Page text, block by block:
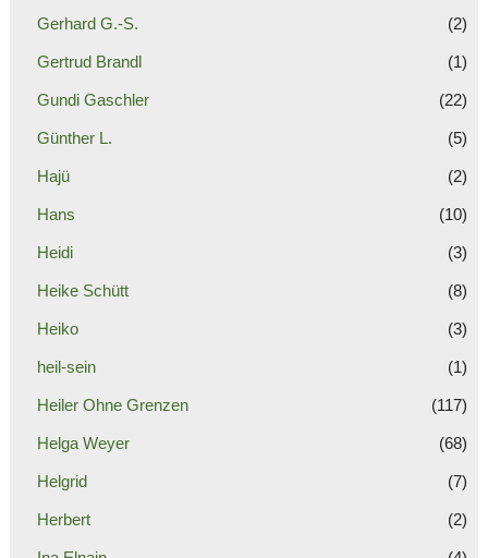
Gerhard G.-S. (2)
Gertrud Brandl (1)
Gundi Gaschler (22)
Günther L. (5)
Hajü (2)
Hans (10)
Heidi (3)
Heike Schütt (8)
Heiko (3)
heil-sein (1)
Heiler Ohne Grenzen (117)
Helga Weyer (68)
Helgrid (7)
Herbert (2)